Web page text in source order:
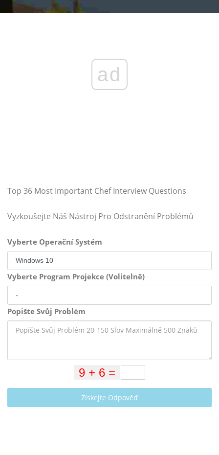
ad
Top 36 Most Important Chef Interview Questions
Vyzkoušejte Náš Nástroj Pro Odstranění Problémů
Vyberte Operační Systém
Vyberte Program Projekce (Volitelně)
Popište Svůj Problém
Získejte Odpověď